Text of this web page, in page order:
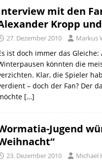
mit den
Kropp
27. Dezember 2010 Markus
ist doch immer das
könnten die
Klar, die Spieler
– doch der Fan? Der
[…]
Jugend
23. Dezember 2010 Michael